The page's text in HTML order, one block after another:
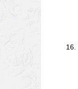
16.